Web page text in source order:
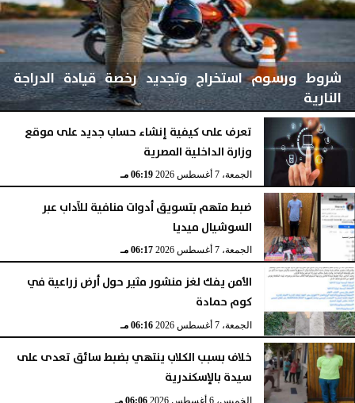
شروط ورسوم استخراج وتجديد رخصة قيادة الدراجة
النارية
06:24 مـ
تعرف على كيفية إنشاء حساب جديد على موقع
وزارة الداخلية المصرية
الجمعة، 7 أغسطس 2026 06:19 مـ
ضبط متهم بتسويق أدوات منافية للآداب عبر
السوشيال ميديا
الجمعة، 7 أغسطس 2026 06:17 مـ
الأمن يفك لغز منشور مثير حول أرض زراعية في
كوم حمادة
الجمعة، 7 أغسطس 2026 06:16 مـ
خلاف بسبب الكلاب ينتهي بضبط سائق تعدى على
سيدة بالإسكندرية
الخميس، 6 أغسطس 2026 06:06 مـ